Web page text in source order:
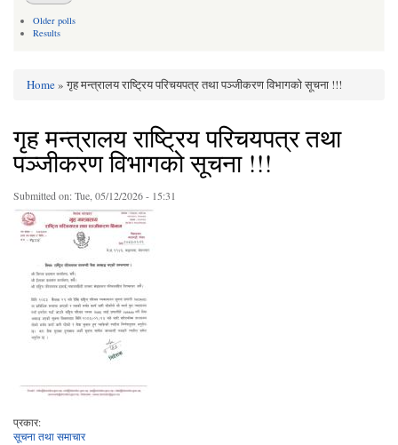
Older polls
Results
You are here
Home» गृह मन्त्रालय राष्ट्रिय परिचयपत्र तथा पञ्जीकरण विभागको सूचना !!!
गृह मन्त्रालय राष्ट्रिय परिचयपत्र तथा
पञ्जीकरण विभागको सूचना !!!
Submitted on:Tue, 05/12/2026 - 15:31
प्रकार:
सूचना तथा समाचार